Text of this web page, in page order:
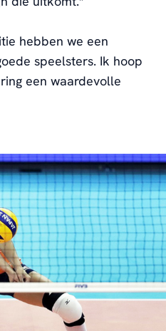
hebben we een
speelsters. Ik hoop
een waardevolle